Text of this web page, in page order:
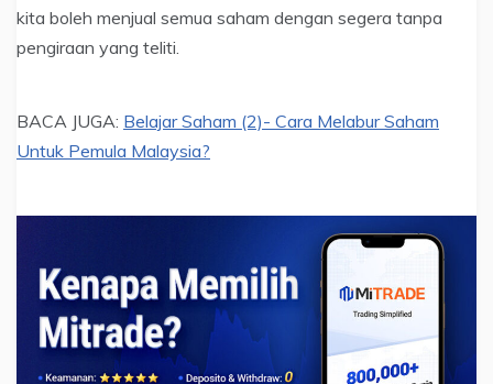
kita boleh menjual semua saham dengan segera tanpa
pengiraan yang teliti.
BACA JUGA: Belajar Saham (2)- Cara Melabur Saham
Untuk Pemula Malaysia?